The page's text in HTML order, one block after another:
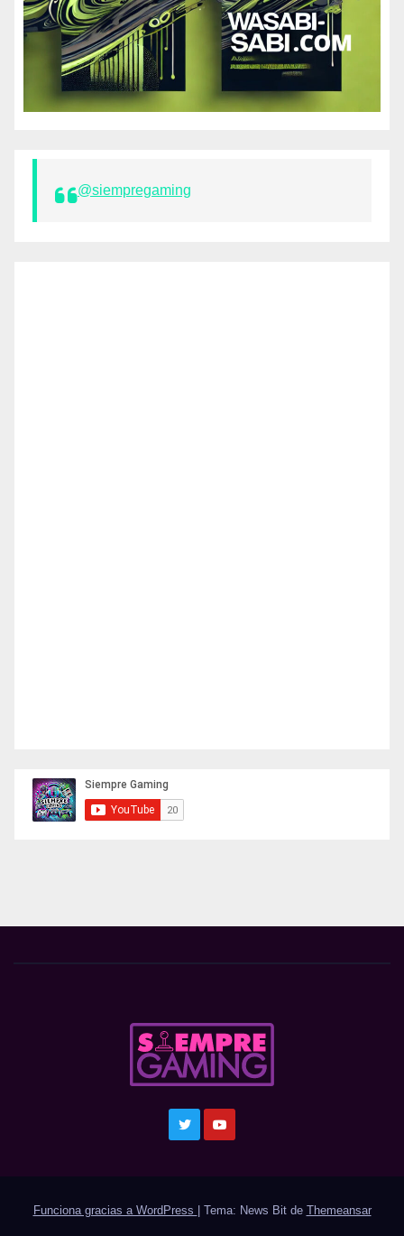
@siempregaming
Funciona gracias a WordPress Tema: News Bit de Themeansar